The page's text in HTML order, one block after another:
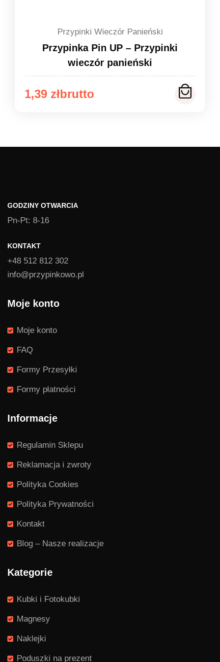
Przypinki Wieczór Panieński
Przypinka Pin UP – Przypinki
wieczór panieński
1,39 zł
Zakres
1,39 zł
GODZINY OTWARCIA
Pn-Pt: 8-16
KONTAKT
+48 512 812 302
info@przypinkowo.pl
Moje konto
Moje konto
FAQ
Formy Przesyłki
Formy płatności
Informacje
Regulamin Sklepu
Reklamacja i zwroty
Polityka Cookies
Polityka Prywatności
Kontakt
Blog – Nasze realizacje
Kategorie
Kubki i Fotokubki
Magnesy
Naklejki
Poduszki na prezent